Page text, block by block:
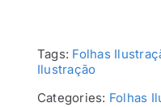
Tags: Folhas
Ilustração
Categories: Folhas